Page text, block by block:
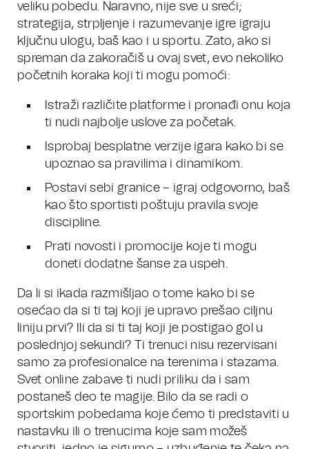
veliku pobedu. Naravno, nije sve u sreći;
strategija, strpljenje i razumevanje igre igraju
ključnu ulogu, baš kao i u sportu. Zato, ako si
spreman da zakoračiš u ovaj svet, evo nekoliko
početnih koraka koji ti mogu pomoći:
Istraži različite platforme i pronađi onu koja
ti nudi najbolje uslove za početak.
Isprobaj besplatne verzije igara kako bi se
upoznao sa pravilima i dinamikom.
Postavi sebi granice – igraj odgovorno, baš
kao što sportisti poštuju pravila svoje
discipline.
Prati novosti i promocije koje ti mogu
doneti dodatne šanse za uspeh.
Da li si ikada razmišljao o tome kako bi se
osećao da si ti taj koji je upravo prešao ciljnu
liniju prvi? Ili da si ti taj koji je postigao gol u
poslednjoj sekundi? Ti trenuci nisu rezervisani
samo za profesionalce na terenima i stazama.
Svet online zabave ti nudi priliku da i sam
postaneš deo te magije. Bilo da se radi o
sportskim pobedama koje ćemo ti predstaviti u
nastavku ili o trenucima koje sam možeš